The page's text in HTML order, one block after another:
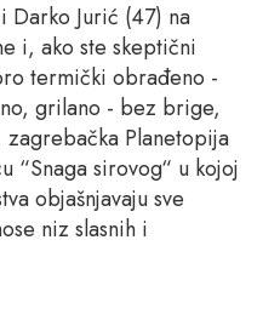
Darko Jurić (47) na
i, ako ste skeptični
termički obrađeno -
grilano - bez brige,
Planetopija
“Snaga sirovog“ u kojoj
objašnjavaju sve
niz slasnih i